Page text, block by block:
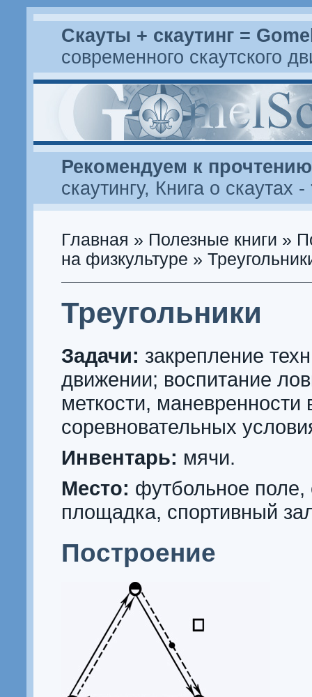
Скауты + скаутинг =
современного скаутского
Рекомендуем к прочтению
скаутингу, Книга о скаутах -
Главная » Полезные книги »
на физкультуре »
Треугольники
Задачи: закрепление
движении; воспитание
меткости, маневренности
соревновательных
Инвентарь: мячи.
Место: футбольное поле,
площадка, спортивный
Построение